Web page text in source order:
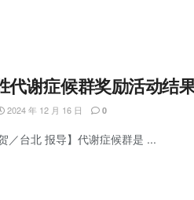
代谢症候群奖励活动结
2024 年 12 月 16 日 0
／台北 报导】代谢症候群是 ...